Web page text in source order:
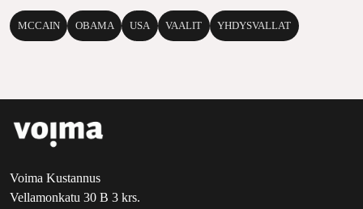
MCCAIN OBAMA USA VAALIT YHDYSVALLAT
Voima Kustannus
Vellamonkatu 30 B 3 krs.